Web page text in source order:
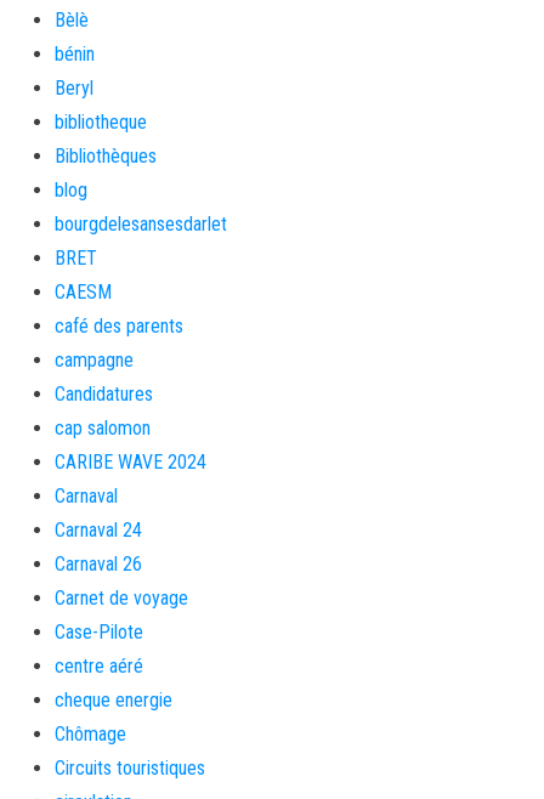
Bèlè
bénin
Beryl
bibliotheque
Bibliothèques
blog
bourgdelesansesdarlet
BRET
CAESM
café des parents
campagne
Candidatures
cap salomon
CARIBE WAVE 2024
Carnaval
Carnaval 24
Carnaval 26
Carnet de voyage
Case-Pilote
centre aéré
cheque energie
Chômage
Circuits touristiques